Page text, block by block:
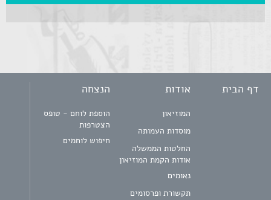
דף הבית אודות
המוזיאון
מוסדות העמותה
החלטות הממשלה
אודות הקמת המוזיאון
נאומים
תקשורת ופרסומים
הנצחה
הוספת לוחם - טופס
הצטרפות
חיפוש לוחמים